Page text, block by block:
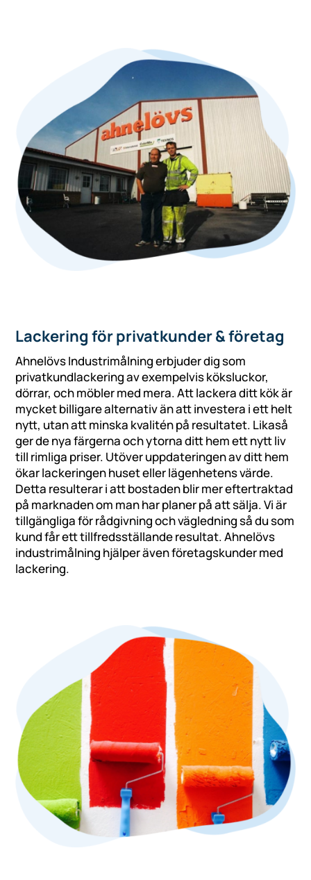
Lackering för privatkunder & företag
Ahnelövs Industrimålning erbjuder dig som
privatkundlackering av exempelvis köksluckor,
dörrar, och möbler med mera. Att lackera ditt kök är
mycket billigare alternativ än att investera i ett helt
nytt, utan att minska kvalitén på resultatet. Likaså
ger de nya färgerna och ytorna ditt hem ett nytt liv
till rimliga priser. Utöver uppdateringen av ditt hem
ökar lackeringen huset eller lägenhetens värde.
Detta resulterar i att bostaden blir mer eftertraktad
på marknaden om man har planer på att sälja. Vi är
tillgängliga för rådgivning och vägledning så du som
kund får ett tillfredsställande resultat. Ahnelövs
industrimålning hjälper även företagskunder med
lackering.